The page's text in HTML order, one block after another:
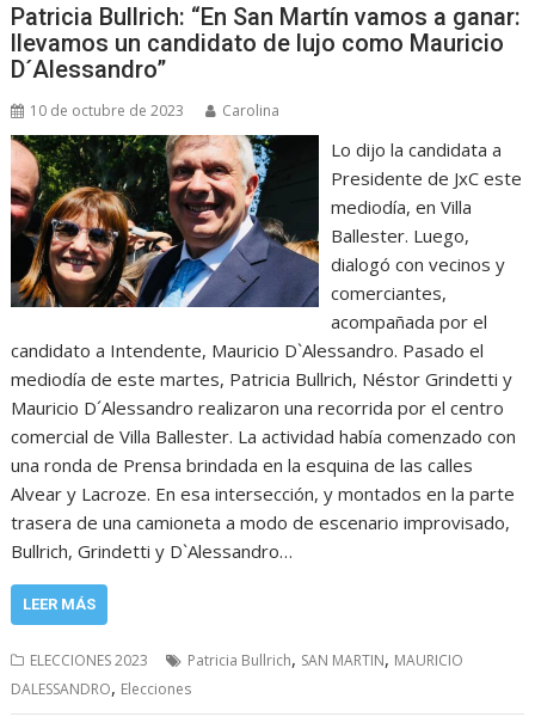
Patricia Bullrich: “En San Martín vamos a ganar:
llevamos un candidato de lujo como Mauricio
D´Alessandro”
10 de octubre de 2023 Carolina
Lo dijo la candidata a
Presidente de JxC este
mediodía, en Villa
Ballester. Luego,
dialogó con vecinos y
comerciantes,
acompañada por el
candidato a Intendente, Mauricio D`Alessandro. Pasado el
mediodía de este martes, Patricia Bullrich, Néstor Grindetti y
Mauricio D´Alessandro realizaron una recorrida por el centro
comercial de Villa Ballester. La actividad había comenzado con
una ronda de Prensa brindada en la esquina de las calles
Alvear y Lacroze. En esa intersección, y montados en la parte
trasera de una camioneta a modo de escenario improvisado,
Bullrich, Grindetti y D`Alessandro…
LEER MÁS
ELECCIONES 2023 Patricia Bullrich, SAN MARTIN, MAURICIO
DALESSANDRO, Elecciones